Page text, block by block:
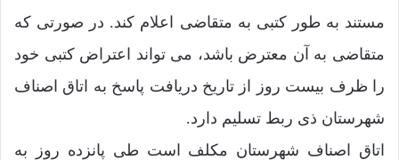
مستند به طور کتبی به متقاضی ‌اعلام کند. در صورتی که
متقاضی به آن معترض باشد، می ‌تواند اعتراض کتبی خود
را‌ ظرف بیست روز از تاریخ دریافت پاسخ به اتاق اصناف
شهرستان ذی‌ ربط تسلیم دارد.
اتاق اصناف شهرستان مکلف است طی پانزده روز به